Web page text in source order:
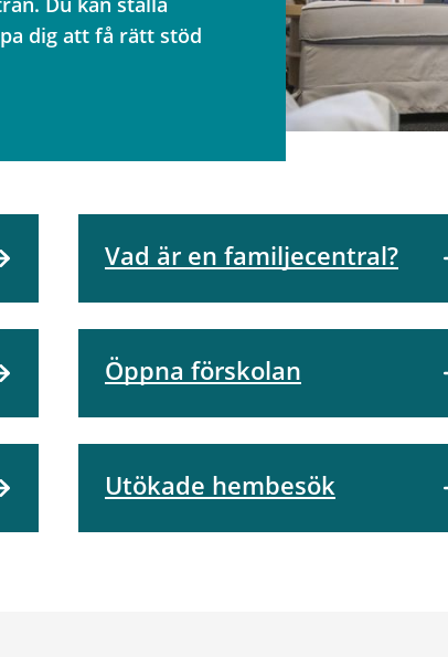
dig att få rätt stöd
Vad är en familjecentral?
Öppna förskolan
Utökade hembesök